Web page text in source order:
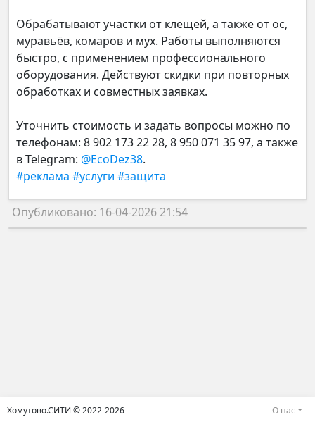
Обрабатывают участки от клещей, а также от ос,
муравьёв, комаров и мух. Работы выполняются
быстро, с применением профессионального
оборудования. Действуют скидки при повторных
обработках и совместных заявках.
Уточнить стоимость и задать вопросы можно по
телефонам: 8 902 173 22 28, 8 950 071 35 97, а также
в Telegram: @EcoDez38.
#реклама #услуги #защита
Опубликовано: 16-04-2026 21:54
Хомутово.СИТИ © 2022-2026 О нас